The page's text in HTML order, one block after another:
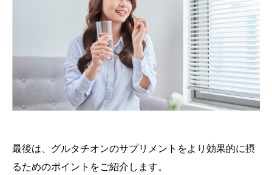
最後は、グルタチオンのサプリメントをより効果的に摂
るためのポイントをご紹介します。